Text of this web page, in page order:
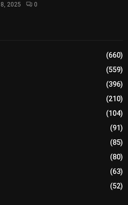
2025 0
(660)
(559)
(396)
(210)
(104)
(91)
(85)
(80)
(63)
(52)